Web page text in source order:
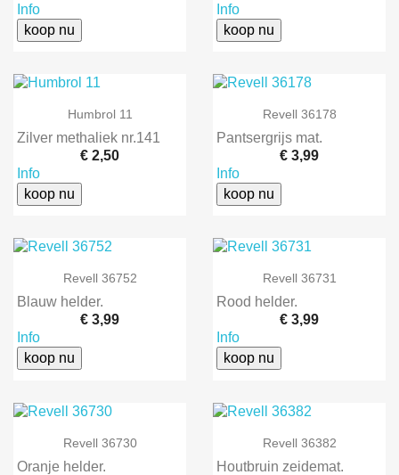
Info
koop nu
Info
koop nu
Humbrol 11
Zilver methaliek nr.141
€ 2,50
Info
koop nu
Revell 36178
Pantsergrijs mat.
€ 3,99
Info
koop nu
Revell 36752
Blauw helder.
€ 3,99
Info
koop nu
Revell 36731
Rood helder.
€ 3,99
Info
koop nu
Revell 36730
Oranje helder.
Revell 36382
Houtbruin zeidemat.